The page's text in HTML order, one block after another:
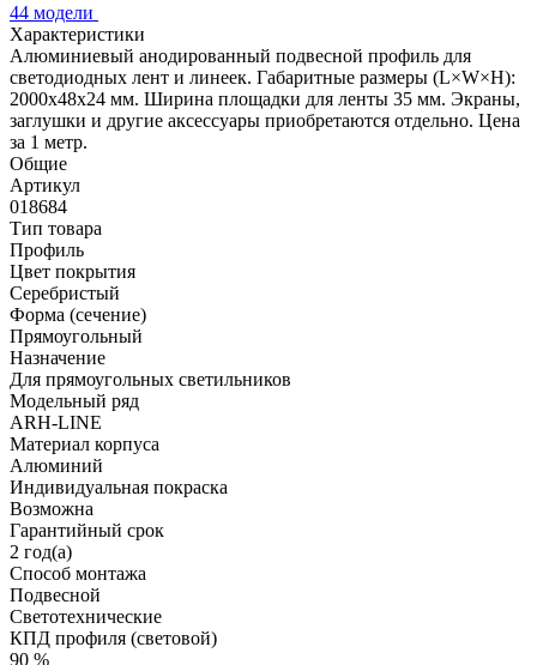
44 модели
Характеристики
Алюминиевый анодированный подвесной профиль для
светодиодных лент и линеек. Габаритные размеры (L×W×H):
2000x48x24 мм. Ширина площадки для ленты 35 мм. Экраны,
заглушки и другие аксессуары приобретаются отдельно. Цена
за 1 метр.
Общие
Артикул
018684
Тип товара
Профиль
Цвет покрытия
Серебристый
Форма (сечение)
Прямоугольный
Назначение
Для прямоугольных светильников
Модельный ряд
ARH-LINE
Материал корпуса
Алюминий
Индивидуальная покраска
Возможна
Гарантийный срок
2 год(а)
Способ монтажа
Подвесной
Светотехнические
КПД профиля (cветовой)
90 %